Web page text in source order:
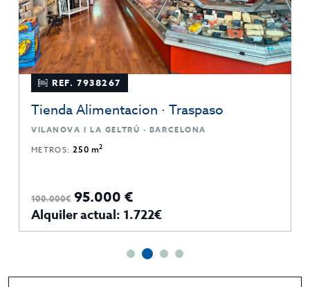
REF. 7938267
Tienda Alimentacion · Traspaso
VILANOVA I LA GELTRÚ · BARCELONA
METROS:250 m2
100.000€ 95.000 €
Alquiler actual: 1.722€